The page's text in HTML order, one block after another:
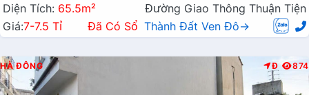
Diện Tích: 65.5m²
Đường Giao Thông Thuận Tiện
Giá:7-7.5 Tỉ Đã Có Sổ Thành Đất Ven Đô→
HÀ ĐÔNG Đ 874